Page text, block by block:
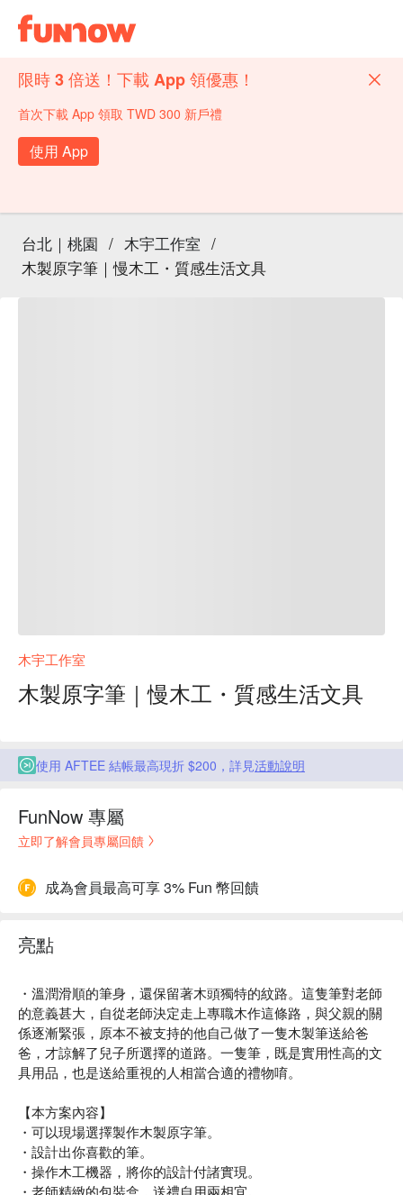
限時 3 倍送！下載 App 領優惠！
首次下載 App 領取 TWD 300 新戶禮
使用 App
台北｜桃園 / 木宇工作室 /
木製原字筆｜慢木工・質感生活文具
木宇工作室
木製原字筆｜慢木工・質感生活文具
使用 AFTEE 結帳最高現折 $200，詳見活動說明
FunNow 專屬
立即了解會員專屬回饋
成為會員最高可享 3% Fun 幣回饋
亮點
・溫潤滑順的筆身，還保留著木頭獨特的紋路。這隻筆對老師
的意義甚大，自從老師決定走上專職木作這條路，與父親的關
係逐漸緊張，原本不被支持的他自己做了一隻木製筆送給爸
爸，才諒解了兒子所選擇的道路。一隻筆，既是實用性高的文
具用品，也是送給重視的人相當合適的禮物唷。
【本方案內容】
・可以現場選擇製作木製原字筆。
・設計出你喜歡的筆。
・操作木工機器，將你的設計付諸實現。
・老師精緻的包裝盒，送禮自用兩相宜。